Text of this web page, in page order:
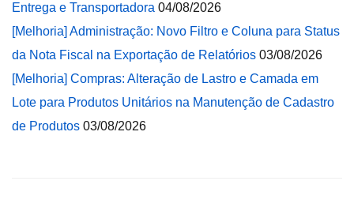
Entrega e Transportadora 04/08/2026
[Melhoria] Administração: Novo Filtro e Coluna para Status
da Nota Fiscal na Exportação de Relatórios 03/08/2026
[Melhoria] Compras: Alteração de Lastro e Camada em
Lote para Produtos Unitários na Manutenção de Cadastro
de Produtos 03/08/2026